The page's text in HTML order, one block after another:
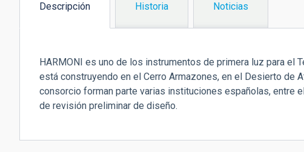
Descripción
Historia Noticias
HARMONI es uno de los instrumentos de primera luz para el
está construyendo en el Cerro Armazones, en el Desierto de
consorcio forman parte varias instituciones españolas, entre
de revisión preliminar de diseño.